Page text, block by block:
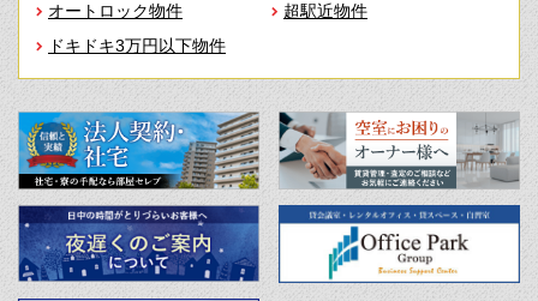
オートロック物件
超駅近物件
ドキドキ3万円以下物件